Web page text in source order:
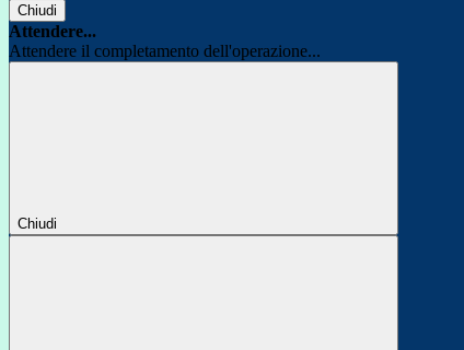
Chiudi
Attendere...
Attendere il completamento dell'operazione...
Chiudi